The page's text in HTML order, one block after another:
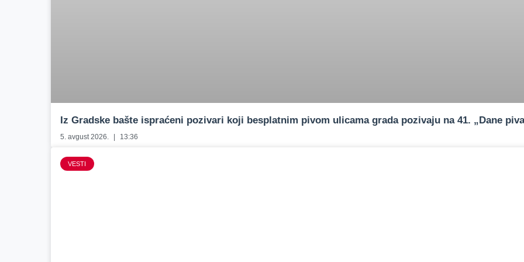
Iz Gradske bašte ispraćeni pozivari koji besplatnim pivom ulicama grada pozivaju na 41. „Dane
5. avgust 2026. 13:36
VESTI